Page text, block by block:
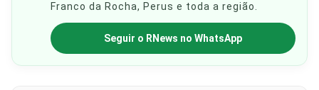
Franco da Rocha, Perus e toda a região.
Seguir o RNews no WhatsApp